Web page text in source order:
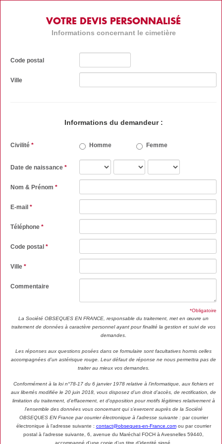
VOTRE DEVIS PERSONNALISÉ
Informations concernant le cimetière
Code postal
Ville
Informations du demandeur :
Civilité * Homme Femme
Date de naissance *
Nom & Prénom *
E-mail *
Téléphone *
Code postal *
Ville *
Commentaire
*Obligatoire
La Société OBSEQUES EN FRANCE, responsable du traitement, met en œuvre un
traitement de données à caractère personnel ayant pour finalité la gestion et suivi de vos
demandes
Les réponses aux questions posées dans ce formulaire sont facultatives hormis celles
accompagnées d’un astérisque rouge. Leur défaut de réponse ne nous permettra pas de
traiter au mieux vos demandes.
Conformément à la loi n°78-17 du 6 janvier 1978 relative à l’informatique, aux fichiers et
aux libertés modifiée le 20 juin 2018, vous disposez d’un droit d’accès, de rectification, de
limitation du traitement, d’effacement, et d’opposition pour motifs légitimes relativement à
l’ensemble des données vous concernant qui s’exercent auprès de la Société
OBSEQUES EN France par courrier électronique à l’adresse suivante : par courrier
électronique à l’adresse suivante : contact@obseques-en-France.comou par courrier
postal à l’adresse suivante, 6, avenue du Maréchal FOCH à Avesnelles 59440,
accompagné d’une copie d’un titre d’identité signé.